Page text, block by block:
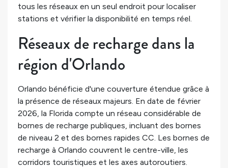
tous les réseaux en un seul endroit pour localiser
stations et vérifier la disponibilité en temps réel.
Réseaux de recharge dans la
région d'Orlando
Orlando bénéficie d'une couverture étendue grâce à
la présence de réseaux majeurs. En date de février
2026, la Florida compte un réseau considérable de
bornes de recharge publiques, incluant des bornes
de niveau 2 et des bornes rapides CC. Les bornes de
recharge à Orlando couvrent le centre-ville, les
corridors touristiques et les axes autoroutiers.